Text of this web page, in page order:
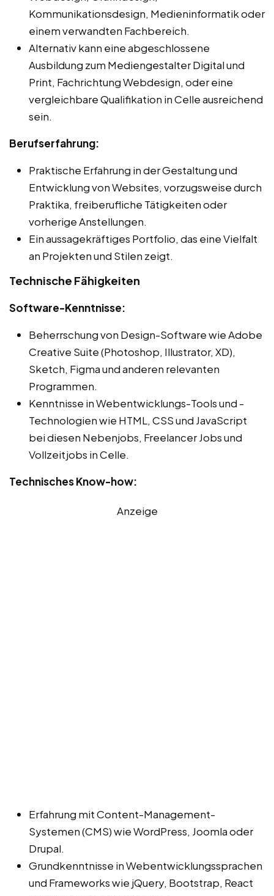
Kommunikationsdesign, Medieninformatik oder
einem verwandten Fachbereich.
Alternativ kann eine abgeschlossene
Ausbildung zum Mediengestalter Digital und
Print, Fachrichtung Webdesign, oder eine
vergleichbare Qualifikation in Celle ausreichend
sein.
Berufserfahrung:
Praktische Erfahrung in der Gestaltung und
Entwicklung von Websites, vorzugsweise durch
Praktika, freiberufliche Tätigkeiten oder
vorherige Anstellungen.
Ein aussagekräftiges Portfolio, das eine Vielfalt
an Projekten und Stilen zeigt.
Technische Fähigkeiten
Software-Kenntnisse:
Beherrschung von Design-Software wie Adobe
Creative Suite (Photoshop, Illustrator, XD),
Sketch, Figma und anderen relevanten
Programmen.
Kenntnisse in Webentwicklungs-Tools und -
Technologien wie HTML, CSS und JavaScript
bei diesen Nebenjobs, Freelancer Jobs und
Vollzeitjobs in Celle.
Technisches Know-how:
Anzeige
Erfahrung mit Content-Management-
Systemen (CMS) wie WordPress, Joomla oder
Drupal.
Grundkenntnisse in Webentwicklungssprachen
und Frameworks wie jQuery, Bootstrap, React